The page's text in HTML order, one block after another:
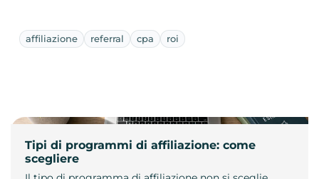
affiliazione referral cpa roi
Tipi di programmi di affiliazione: come
scegliere